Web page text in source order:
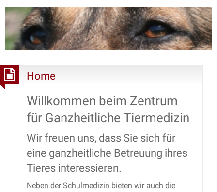
Home
Willkommen beim Zentrum
für Ganzheitliche Tiermedizin
Wir freuen uns, dass Sie sich für
eine ganzheitliche Betreuung ihres
Tieres interessieren.
Neben der Schulmedizin bieten wir auch die